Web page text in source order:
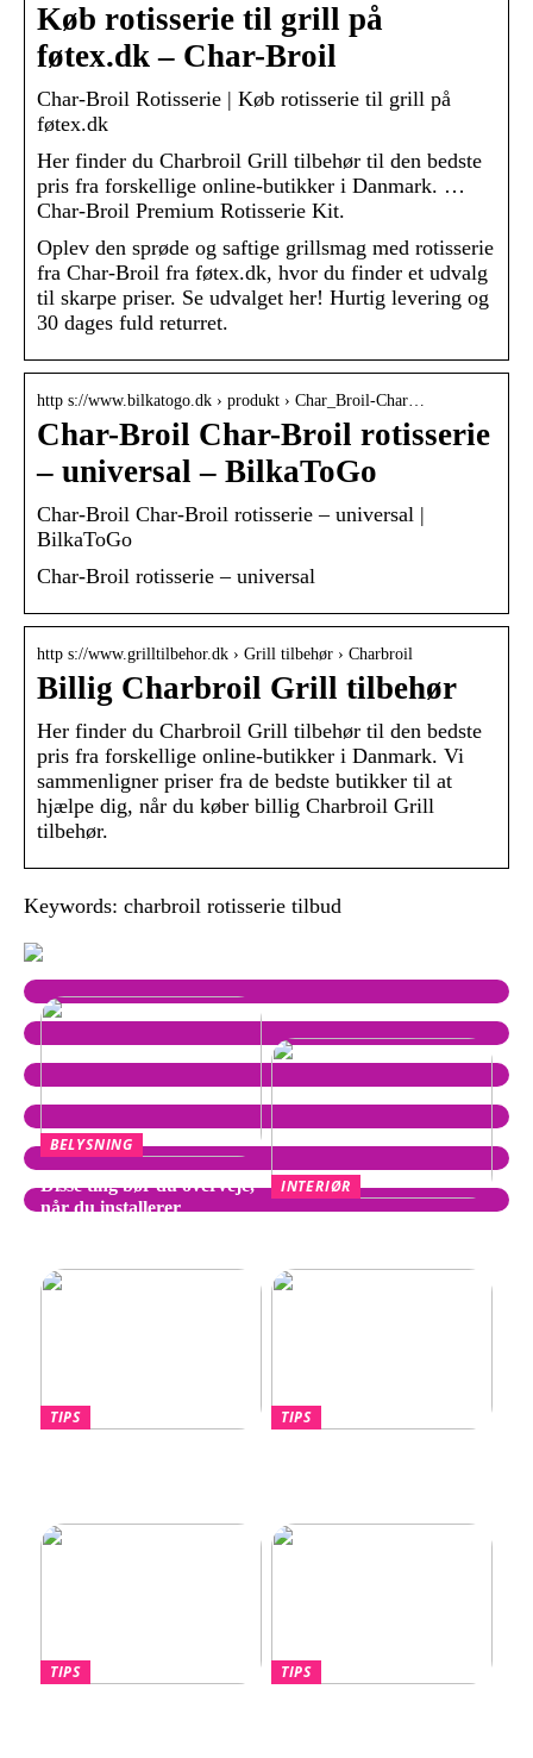
Køb rotisserie til grill på
føtex.dk – Char-Broil
Char-Broil Rotisserie | Køb rotisserie til grill på
føtex.dk
Her finder du Charbroil Grill tilbehør til den bedste
pris fra forskellige online-butikker i Danmark. …
Char-Broil Premium Rotisserie Kit.
Oplev den sprøde og saftige grillsmag med rotisserie
fra Char-Broil fra føtex.dk, hvor du finder et udvalg
til skarpe priser. Se udvalget her! Hurtig levering og
30 dages fuld returret.
http s://www.bilkatogo.dk › produkt › Char_Broil-Char…
Char-Broil Char-Broil rotisserie
– universal – BilkaToGo
Char-Broil Char-Broil rotisserie – universal |
BilkaToGo
Char-Broil rotisserie – universal
http s://www.grilltilbehor.dk › Grill tilbehør › Charbroil
Billig Charbroil Grill tilbehør
Her finder du Charbroil Grill tilbehør til den bedste
pris fra forskellige online-butikker i Danmark. Vi
sammenligner priser fra de bedste butikker til at
hjælpe dig, når du køber billig Charbroil Grill
tilbehør.
Keywords: charbroil rotisserie tilbud
BELYSNING
Disse ting bør du overveje,
når du installerer
INTERIØR
TIPS
TIPS
TIPS
TIPS